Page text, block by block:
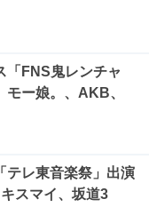
「FNS鬼レンチャ
モー娘。、AKB、
テレ東音楽祭」出演
スマイ、坂道3